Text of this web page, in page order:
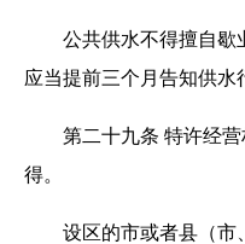
公共供水不得擅自歇
应当提前三个月告知供水
第二十九条 特许经
得。
设区的市或者县（市